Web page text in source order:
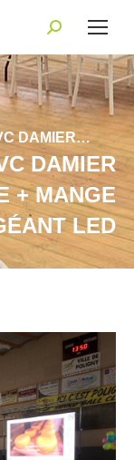
Recherche
:
DAMIER…
DAMIER
+ MANGE
LED